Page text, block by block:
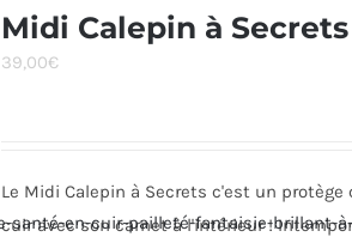
variations.
Les
sur
Midi Calepin à Secrets
39,00€
Le Midi Calepin à Secrets c'est un protège
cuir avec son carnet à l'intérieur !